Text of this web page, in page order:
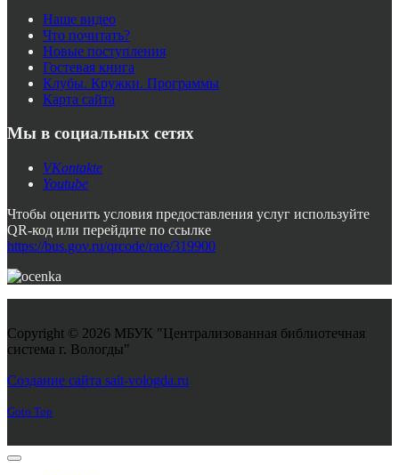
Наше видео
Что почитать?
Новые поступления
Гостевая книга
Клубы. Кружки. Программы
Карта сайта
Мы в социальных сетях
VKontakte
Youtube
Чтобы оценить условия предоставления услуг используйте
QR-код или перейдите по ссылке
https://bus.gov.ru/qrcode/rate/319900
Copyright © 2026 МБУК "Централизованная библиотечная
система г. Вологды"
Создание сайта sait-vologda.ru
Goto Top